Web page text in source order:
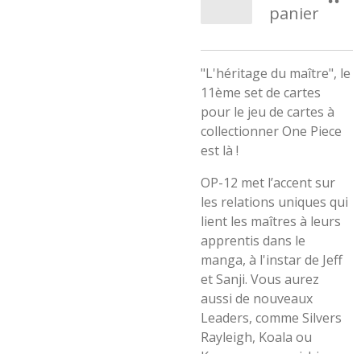
panier
"L'héritage du maître", le
11ème set de cartes
pour le jeu de cartes à
collectionner One Piece
est là !
OP-12 met l’accent sur
les relations uniques qui
lient les maîtres à leurs
apprentis dans le
manga, à l'instar de Jeff
et Sanji. Vous aurez
aussi de nouveaux
Leaders, comme Silvers
Rayleigh, Koala ou